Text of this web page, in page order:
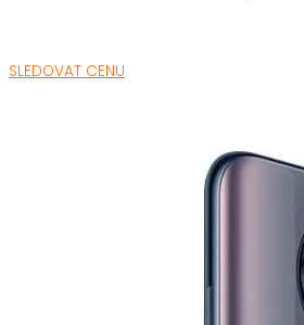
SLEDOVAT CENU